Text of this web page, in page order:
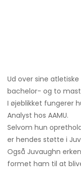
Ud over sine
bachelor- og to
I øjeblikket fungerer
Analyst hos AAMU.
Selvom hun
er hendes støtte i
Også Juvaughn
formet ham til at